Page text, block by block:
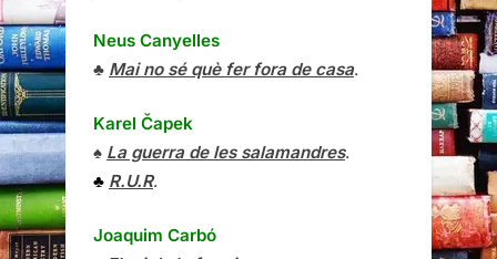
Neus Canyelles
♣ Mai no sé què fer fora de casa.
Karel Čapek
♠ La guerra de les salamandres.
♣ R.U.R.
Joaquim Carbó